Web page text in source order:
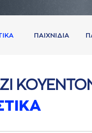
ΠAΙΧΝΙΔΙA